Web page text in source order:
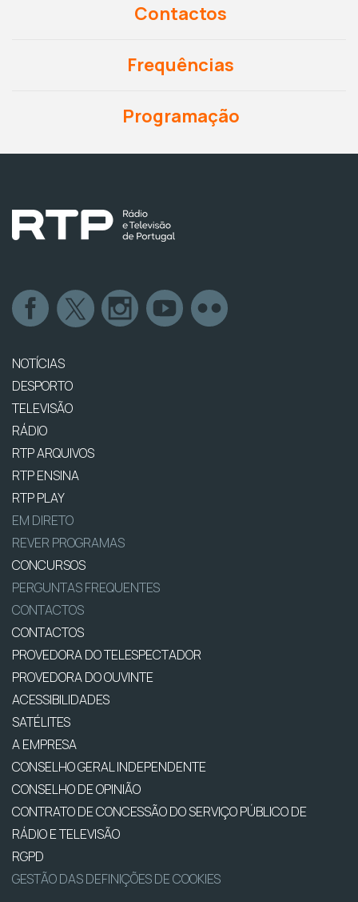
Contactos
Frequências
Programação
NOTÍCIAS
DESPORTO
TELEVISÃO
RÁDIO
RTP ARQUIVOS
RTP ENSINA
RTP PLAY
EM DIRETO
REVER PROGRAMAS
CONCURSOS
PERGUNTAS FREQUENTES
CONTACTOS
CONTACTOS
PROVEDORA DO TELESPECTADOR
PROVEDORA DO OUVINTE
ACESSIBILIDADES
SATÉLITES
A EMPRESA
CONSELHO GERAL INDEPENDENTE
CONSELHO DE OPINIÃO
CONTRATO DE CONCESSÃO DO SERVIÇO PÚBLICO DE
RÁDIO E TELEVISÃO
RGPD
GESTÃO DAS DEFINIÇÕES DE COOKIES